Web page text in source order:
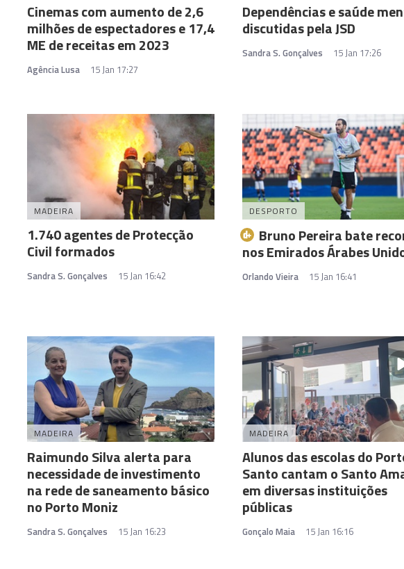
Cinemas com aumento de 2,6
milhões de espectadores e 17,4
ME de receitas em 2023
Agência Lusa 15 Jan 17:27
Dependências e saúde
discutidas pela JSD
Sandra S. Gonçalves 15 Jan 17:26
MADEIRA
1.740 agentes de Protecção
Civil formados
Sandra S. Gonçalves 15 Jan 16:42
DESPORTO
Bruno Pereira bate
nos Emirados Árabes
Orlando Vieira 15 Jan 16:41
MADEIRA
Raimundo Silva alerta para
necessidade de investimento
na rede de saneamento básico
no Porto Moniz
Sandra S. Gonçalves 15 Jan 16:23
MADEIRA
Alunos das escolas do
Santo cantam o Santo
em diversas instituições
públicas
Gonçalo Maia 15 Jan 16:16